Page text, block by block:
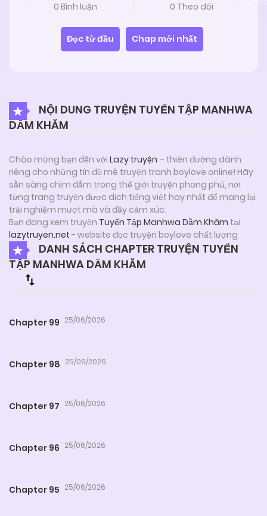
0 Bình luận 0 Theo dõi
Đọc từ đầu Chap mới nhất
NỘI DUNG TRUYỆN TUYỂN TẬP MANHWA
DẰM KHĂM
Chào mừng bạn đến với Lazy truyện – thiên đường dành
riêng cho những tín đồ mê truyện tranh boylove online! Hãy
sẵn sàng chìm đắm trong thế giới truyện phong phú, nơi
từng trang truyện được dịch tiếng việt hay nhất để mang lại
trải nghiệm mượt mà và đầy cảm xúc.
Bạn đang xem truyện Tuyển Tập Manhwa Dằm Khăm tại
lazytruyen.net - website đọc truyện boylove chất lượng
DANH SÁCH CHAPTER TRUYỆN TUYỂN
TẬP MANHWA DẰM KHĂM
Chapter 99 25/06/2026
Chapter 98 25/06/2026
Chapter 97 25/06/2026
Chapter 96 25/06/2026
Chapter 95 25/06/2026